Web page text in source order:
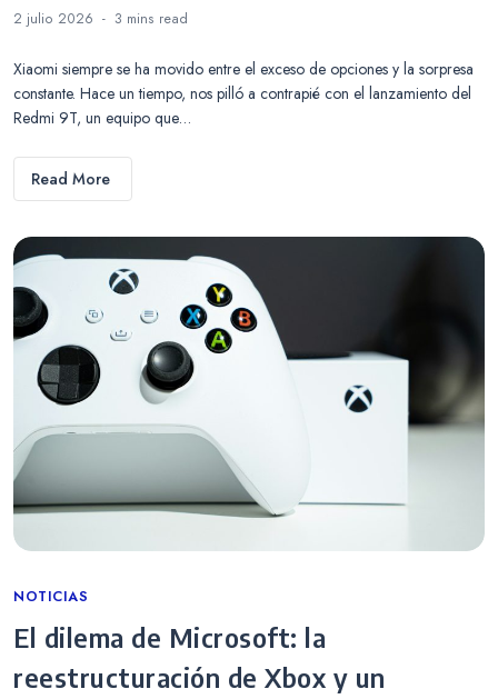
2 julio 2026 3 mins read
Xiaomi siempre se ha movido entre el exceso de opciones y la sorpresa
constante. Hace un tiempo, nos pilló a contrapié con el lanzamiento del
Redmi 9T, un equipo que…
Read More
Categories
NOTICIAS
El dilema de Microsoft: la
reestructuración de Xbox y un